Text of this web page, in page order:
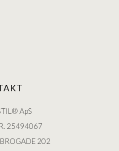
ApS
25494067
202